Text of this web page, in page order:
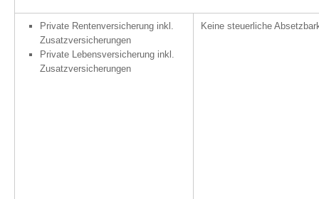
Private Rentenversicherung inkl.
Zusatzversicherungen
Private Lebensversicherung inkl.
Zusatzversicherungen
Keine steuerliche